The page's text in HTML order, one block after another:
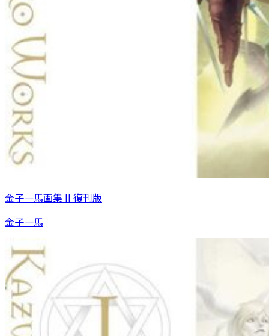
金子一馬画集 II 復刊版
金子一馬